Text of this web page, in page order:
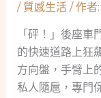
/ 質感生活/ 作者
「砰！」後座
的快速道路上狂
方向盤，手臂上
私人隨扈，專門